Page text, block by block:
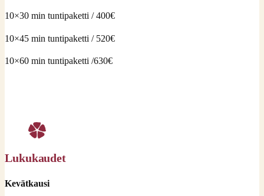
10×30 min tuntipaketti / 400€
10×45 min tuntipaketti / 520€
10×60 min tuntipaketti /630€
Lukukaudet
Kevätkausi